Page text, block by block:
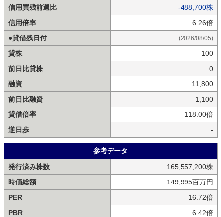
信用買残前週比
-488,700株
信用倍率
6.26倍
●貸借残日付
(2026/08/05)
貸株
100
前日比貸株
0
融資
11,800
前日比融資
1,100
貸借倍率
118.00倍
逆日歩
-
参考データ
発行済み株数
165,557,200株
時価総額
149,995百万円
PER
16.72倍
PBR
6.42倍